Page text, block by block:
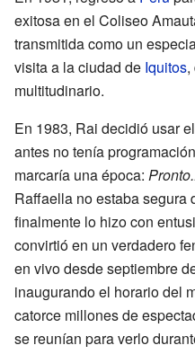
exitosa en el Coliseo
transmitida como un
visita a la ciudad de Iquitos,
multitudinario.
En 1983, Rai decidió usar
antes no tenía
marcaría una época:
Raffaella no estaba segura
finalmente lo hizo con
convirtió en un verdadero
en vivo desde septiembre
inaugurando el horario del
catorce millones de
se reunían para verlo